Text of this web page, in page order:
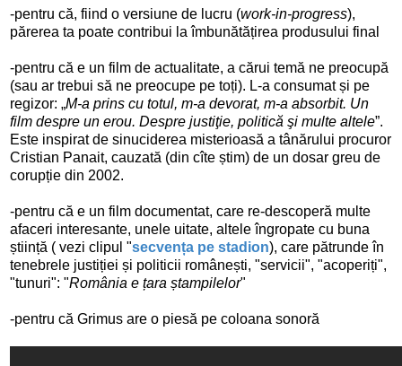
-pentru că, fiind o versiune de lucru (work-in-progress),
părerea ta poate contribui la îmbunătățirea produsului final
-pentru că e un film de actualitate, a cărui temă ne preocupă
(sau ar trebui să ne preocupe pe toți). L-a consumat și pe
regizor: „M-a prins cu totul, m-a devorat, m-a absorbit. Un
film despre un erou. Despre justiţie, politică şi multe altele”.
Este inspirat de sinuciderea misterioasă a tânărului procuror
Cristian Panait, cauzată (din cîte știm) de un dosar greu de
corupție din 2002.
-pentru că e un film documentat, care re-descoperă multe
afaceri interesante, unele uitate, altele îngropate cu buna
știință ( vezi clipul "secvența pe stadion), care pătrunde în
tenebrele justiției și politicii românești, "servicii", "acoperiți",
"tunuri": "România e țara ștampilelor"
-pentru că Grimus are o piesă pe coloana sonoră